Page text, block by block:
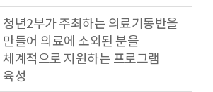
청년2부가 주최하는 의료기동반을
만들어 의료에 소외된 분을
체계적으로 지원하는 프로그램
육성